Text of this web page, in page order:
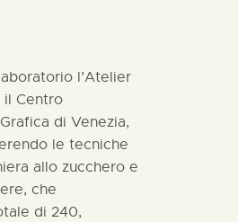
l’Atelier
il Centro
di Venezia,
le tecniche
allo zucchero e
che
di 240,